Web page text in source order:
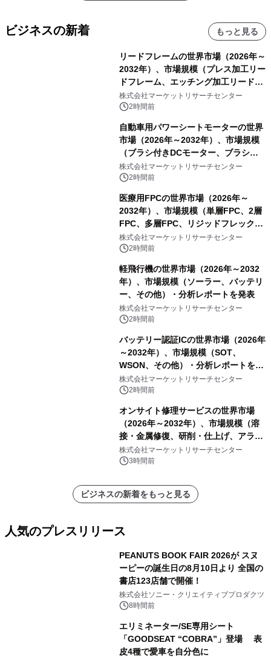
ビジネスの新着 もっと見る
リードフレームの世界市場（2026年～
2032年）、市場規模（プレス加工リー
ドフレーム、エッチング加工リードフ
レーム）・分析レポートを発表
株式会社マーケットリサーチセンター
2時間前
自動車用パワーシートモーターの世界
市場（2026年～2032年）、市場規模
（ブラシ付きDCモーター、ブラシレ
スDCモーター）・分析レポートを発
表
株式会社マーケットリサーチセンター
2時間前
医療用FPCの世界市場（2026年～
2032年）、市場規模（単層FPC、2層
FPC、多層FPC、リジッドフレックス
PCB）・分析レポートを発表
株式会社マーケットリサーチセンター
2時間前
軽飛行機の世界市場（2026年～2032
年）、市場規模（ソーラー、バッテリ
ー、その他）・分析レポートを発表
株式会社マーケットリサーチセンター
2時間前
バッテリー認証ICの世界市場（2026年
～2032年）、市場規模（SOT、
WSON、その他）・分析レポートを発
表
株式会社マーケットリサーチセンター
2時間前
オンサイト修理サービスの世界市場
（2026年～2032年）、市場規模（溶
接・金属修復、研削・仕上げ、アライ
メント、その他）・分析レポートを発
表
株式会社マーケットリサーチセンター
3時間前
ビジネスの新着をもっと見る
人気のプレスリリース
PEANUTS BOOK FAIR 2026が スヌ
ーピーの誕生日の8月10日より 全国の
書店123店舗で開催！
株式会社ソニー・クリエイティブプロダクツ
8時間前
エリミネーター/SE専用シート
「GOODSEAT “COBRA”」登場 表
皮4種で愛車を自分色に